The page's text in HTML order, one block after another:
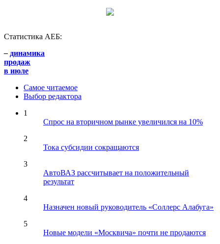
Статистика АЕБ:
– динамика
продаж
в июле
Самое читаемое
Выбор редактора
1
Спрос на вторичном рынке увеличился на 10%
2
Тока субсидии сокращаются
3
АвтоВАЗ рассчитывает на положительный
результат
4
Назначен новый руководитель «Соллерс Алабуга»
5
Новые модели «Москвича» почти не продаются